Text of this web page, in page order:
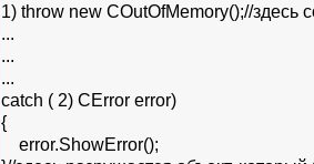
1) throw new COutOfMemory();//здесь
...
...
...
catch ( 2) CError error)
{
error.ShowError();